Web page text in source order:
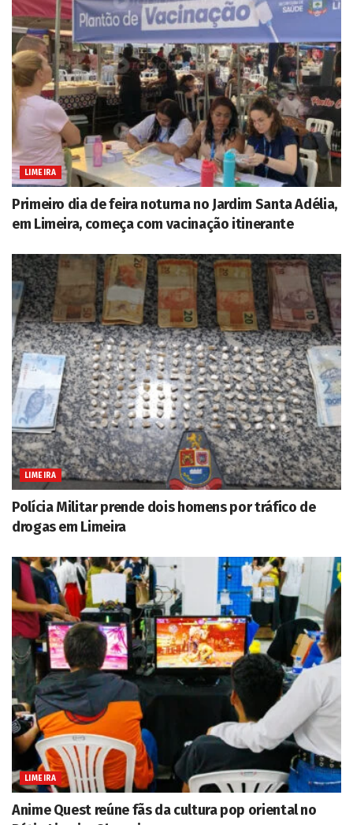
LIMEIRA
Primeiro dia de feira noturna no Jardim Santa Adélia,
em Limeira, começa com vacinação itinerante
LIMEIRA
Polícia Militar prende dois homens por tráfico de
drogas em Limeira
LIMEIRA
Anime Quest reúne fãs da cultura pop oriental no